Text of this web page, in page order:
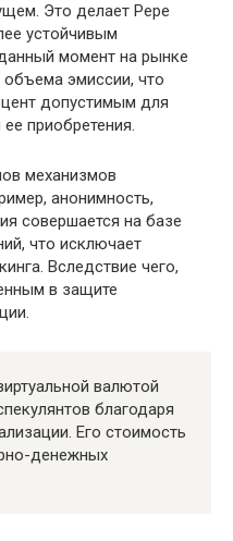
Это делает Pepe
устойчивым
момент на рынке
объема эмиссии, что
допустимым для
приобретения.
механизмов
анонимность,
совершается на базе
что исключает
Вследствие чего,
в защите
валютой
благодаря
Его стоимость
денежных